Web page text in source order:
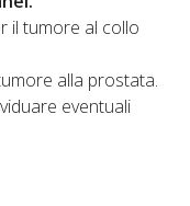
il tumore al collo
alla prostata.
eventuali